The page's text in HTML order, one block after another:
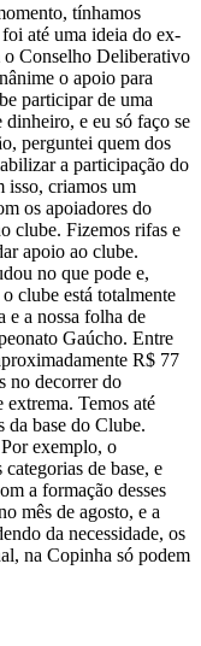
tínhamos
até uma ideia do ex-
Conselho Deliberativo
o apoio para
participar de uma
e eu só faço se
perguntei quem dos
a participação do
isso, criamos um
os apoiadores do
clube. Fizemos rifas e
apoio ao clube.
no que pode e,
clube está totalmente
e a nossa folha de
Gaúcho. Entre
R$ 77
no decorrer do
extrema. Temos até
da base do Clube.
exemplo, o
de base, e
a formação desses
mês de agosto, e a
da necessidade, os
na Copinha só podem